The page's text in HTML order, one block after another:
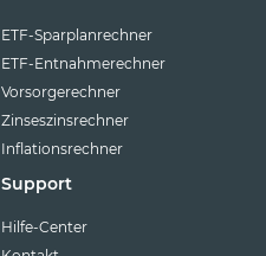
ETF-Sparplanrechner
ETF-Entnahmerechner
Vorsorgerechner
Zinseszinsrechner
Inflationsrechner
Support
Hilfe-Center